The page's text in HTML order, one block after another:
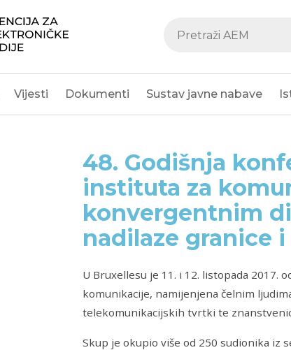
Vijesti Dokumenti Sustav javne nabave
48. Godišnja
instituta za
konvergentnim
nadilaze granice
U Bruxellesu je 11. i 12. listopada 2017.
komunikacije, namijenjena čelnim
telekomunikacijskih tvrtki te
Skup je okupio više od 250 sudionika iz